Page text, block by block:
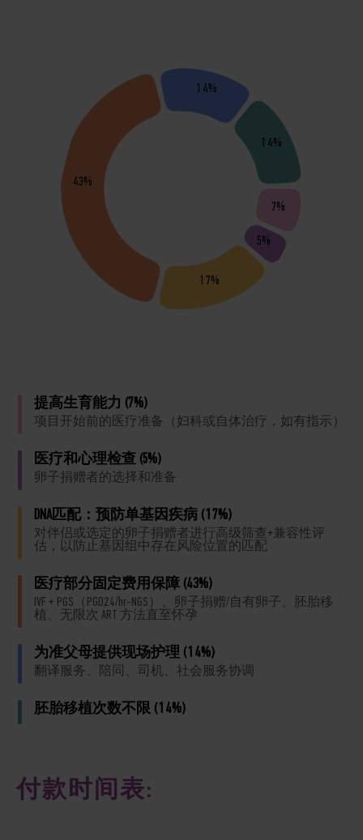
7%
5%
17%
43%
14%
14%
提高生育能力 (7%)
项目开始前的医疗准备（妇科或自体治疗，如有指示）
医疗和心理检查 (5%)
卵子捐赠者的选择和准备
DNA匹配：预防单基因疾病 (17%)
对伴侣或选定的卵子捐赠者进行高级筛查+兼容性评
估，以防止基因组中存在风险位置的匹配
医疗部分固定费用保障 (43%)
IVF + PGS（PGD24/hr-NGS）、卵子捐赠/自有卵子、胚胎移
植、无限次 ART 方法直至怀孕
为准父母提供现场护理 (14%)
翻译服务、陪同、司机、社会服务协调
胚胎移植次数不限 (14%)
付款时间表: